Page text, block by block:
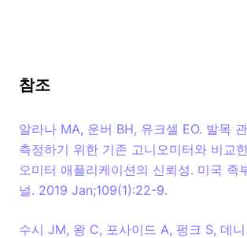
참조
알라나 MA, 운버 BH, 유크셀 EO. 발목
측정하기 위한 기존 고니오미터와 비교
오미터 애플리케이션의 신뢰성. 미국 족
널. 2019 Jan;109(1):22-9.
수시 JM, 왕 C, 포사이드 A, 펑크 S, 데